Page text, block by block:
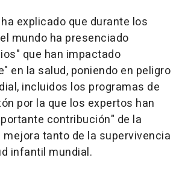
explicado que durante los
mundo ha presenciado
que han impactado
en la salud, poniendo en peligro
incluidos los programas de
por la que los expertos han
contribución" de la
tanto de la supervivencia
infantil mundial.